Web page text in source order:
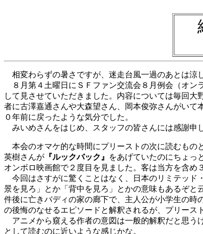
相変わらずの暑さですが、迷走台風一過のあとは涼
８月第４土曜日にＳＦファン交流会８月例会（オン
して見させていただきました。内容については毎回大
者に古澤嘉通さんや大森望さん、岡本俊弥さんがい
０年前に戻ったような気分でした。
みいめさんをはじめ、スタッフの皆さんには感謝申
本会のオマケ的な時間にプリーストの次に読むもの
英樹さんが 『ルックバック』
をあげていたのにちょっ
オンボロ映画館で２度目を見ました。客は当方を含め
今回はさすがに驚くことはなく、日本のリミテッド
景を見ろ」とか「背中を見ろ」とかの意味もあるぞ
件後に亡きバディの家の廊下で、主人公が小学生の
の後悔のなせるエピソードと解釈されるが、プリース
アニメから窺える作者の意図は一般的解釈だと思う
として読むのに近いような感じかな。